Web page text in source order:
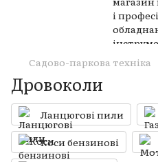
Садово-паркова техніка
Дровоколи
Ланцюгові пили
Коси бензинові